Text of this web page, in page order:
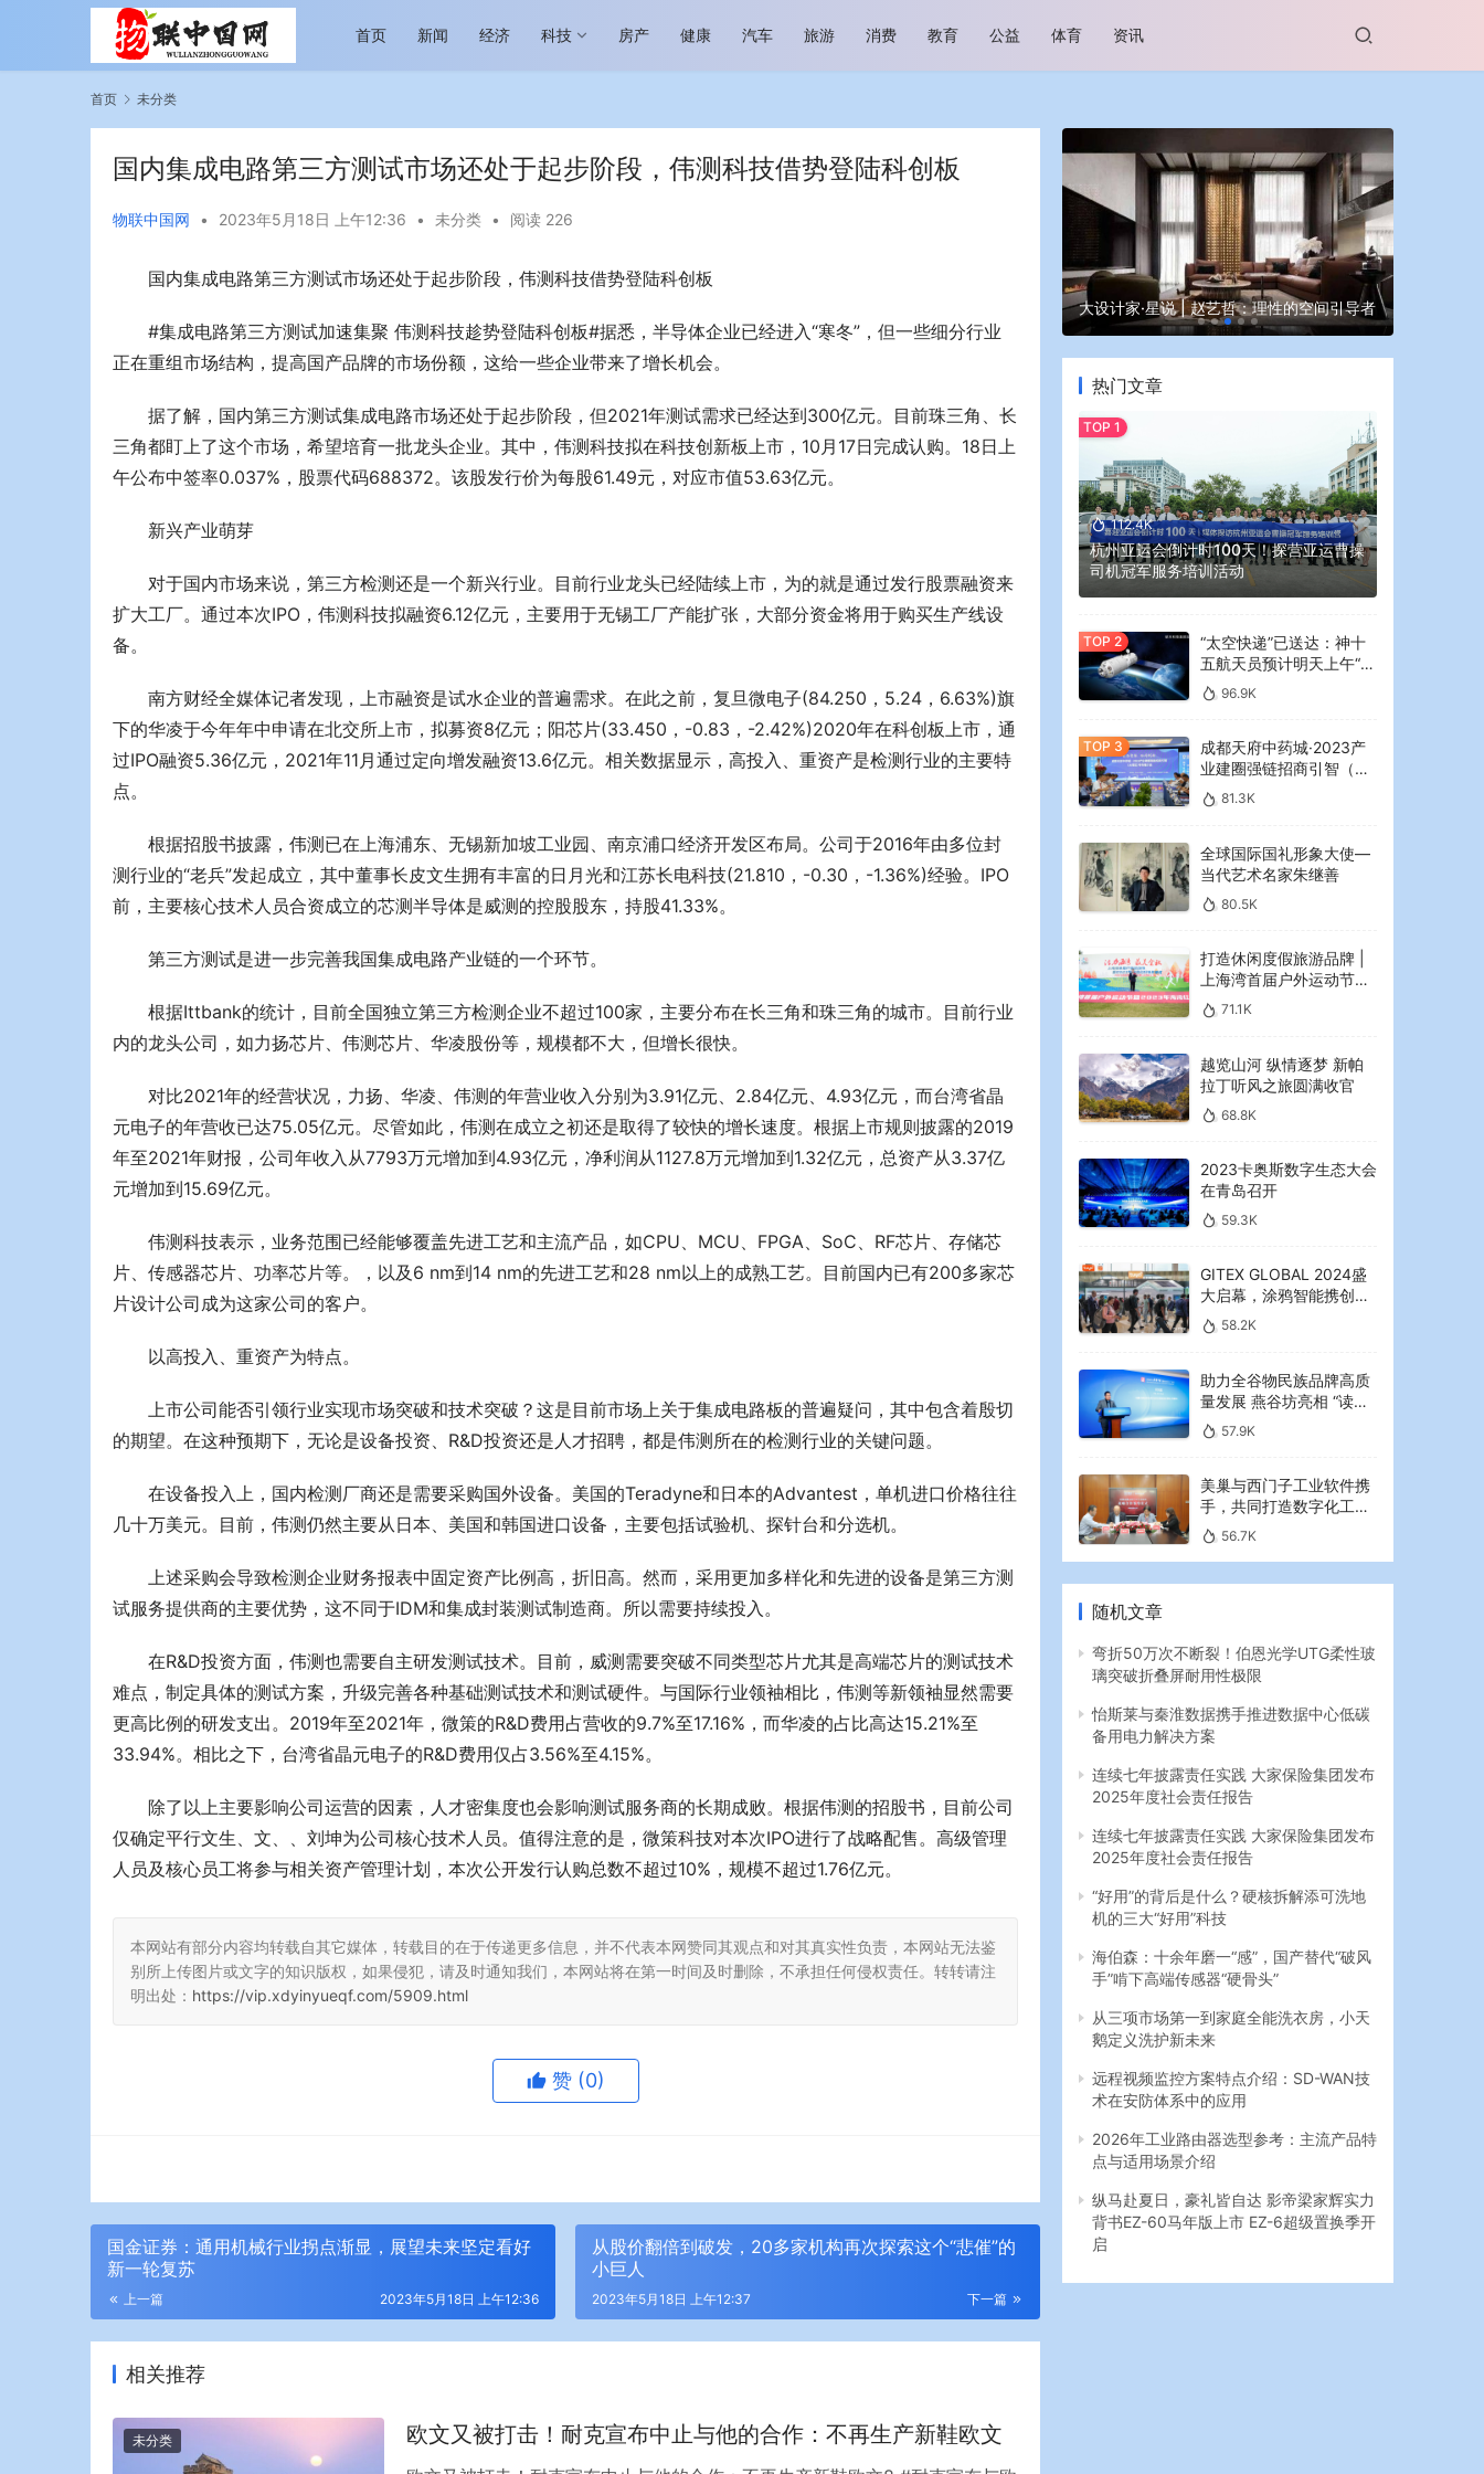
首页 新闻 经济 科技 房产 健康 汽车 旅游 消费 教育 公益 体育 资讯
首页 未分类
国内集成电路第三方测试市场还处于起步阶段，伟测科技借势登陆科创板
物联中国网 • 2023年5月18日 上午12:36 • 未分类 • 阅读 226
国内集成电路第三方测试市场还处于起步阶段，伟测科技借势登陆科创板
#集成电路第三方测试加速集聚 伟测科技趁势登陆科创板#据悉，半导体企业已经进入“寒冬”，但一些细分行业
正在重组市场结构，提高国产品牌的市场份额，这给一些企业带来了增长机会。
据了解，国内第三方测试集成电路市场还处于起步阶段，但2021年测试需求已经达到300亿元。目前珠三角、长
三角都盯上了这个市场，希望培育一批龙头企业。其中，伟测科技拟在科技创新板上市，10月17日完成认购。18日上
午公布中签率0.037%，股票代码688372。该股发行价为每股61.49元，对应市值53.63亿元。
新兴产业萌芽
对于国内市场来说，第三方检测还是一个新兴行业。目前行业龙头已经陆续上市，为的就是通过发行股票融资来
扩大工厂。通过本次IPO，伟测科技拟融资6.12亿元，主要用于无锡工厂产能扩张，大部分资金将用于购买生产线设
备。
南方财经全媒体记者发现，上市融资是试水企业的普遍需求。在此之前，复旦微电子(84.250，5.24，6.63%)旗
下的华凌于今年年中申请在北交所上市，拟募资8亿元；阳芯片(33.450，-0.83，-2.42%)2020年在科创板上市，通
过IPO融资5.36亿元，2021年11月通过定向增发融资13.6亿元。相关数据显示，高投入、重资产是检测行业的主要特
点。
根据招股书披露，伟测已在上海浦东、无锡新加坡工业园、南京浦口经济开发区布局。公司于2016年由多位封
测行业的“老兵”发起成立，其中董事长皮文生拥有丰富的日月光和江苏长电科技(21.810，-0.30，-1.36%)经验。IPO
前，主要核心技术人员合资成立的芯测半导体是威测的控股股东，持股41.33%。
第三方测试是进一步完善我国集成电路产业链的一个环节。
根据Ittbank的统计，目前全国独立第三方检测企业不超过100家，主要分布在长三角和珠三角的城市。目前行业
内的龙头公司，如力扬芯片、伟测芯片、华凌股份等，规模都不大，但增长很快。
对比2021年的经营状况，力扬、华凌、伟测的年营业收入分别为3.91亿元、2.84亿元、4.93亿元，而台湾省晶
元电子的年营收已达75.05亿元。尽管如此，伟测在成立之初还是取得了较快的增长速度。根据上市规则披露的2019
年至2021年财报，公司年收入从7793万元增加到4.93亿元，净利润从1127.8万元增加到1.32亿元，总资产从3.37亿
元增加到15.69亿元。
伟测科技表示，业务范围已经能够覆盖先进工艺和主流产品，如CPU、MCU、FPGA、SoC、RF芯片、存储芯
片、传感器芯片、功率芯片等。，以及6 nm到14 nm的先进工艺和28 nm以上的成熟工艺。目前国内已有200多家芯
片设计公司成为这家公司的客户。
以高投入、重资产为特点。
上市公司能否引领行业实现市场突破和技术突破？这是目前市场上关于集成电路板的普遍疑问，其中包含着殷切
的期望。在这种预期下，无论是设备投资、R&D投资还是人才招聘，都是伟测所在的检测行业的关键问题。
在设备投入上，国内检测厂商还是需要采购国外设备。美国的Teradyne和日本的Advantest，单机进口价格往往
几十万美元。目前，伟测仍然主要从日本、美国和韩国进口设备，主要包括试验机、探针台和分选机。
上述采购会导致检测企业财务报表中固定资产比例高，折旧高。然而，采用更加多样化和先进的设备是第三方测
试服务提供商的主要优势，这不同于IDM和集成封装测试制造商。所以需要持续投入。
在R&D投资方面，伟测也需要自主研发测试技术。目前，威测需要突破不同类型芯片尤其是高端芯片的测试技术
难点，制定具体的测试方案，升级完善各种基础测试技术和测试硬件。与国际行业领袖相比，伟测等新领袖显然需要
更高比例的研发支出。2019年至2021年，微策的R&D费用占营收的9.7%至17.16%，而华凌的占比高达15.21%至
33.94%。相比之下，台湾省晶元电子的R&D费用仅占3.56%至4.15%。
除了以上主要影响公司运营的因素，人才密集度也会影响测试服务商的长期成败。根据伟测的招股书，目前公司
仅确定平行文生、文、、刘坤为公司核心技术人员。值得注意的是，微策科技对本次IPO进行了战略配售。高级管理
人员及核心员工将参与相关资产管理计划，本次公开发行认购总数不超过10%，规模不超过1.76亿元。
本网站有部分内容均转载自其它媒体，转载目的在于传递更多信息，并不代表本网赞同其观点和对其真实性负责，本网站无法鉴
别所上传图片或文字的知识版权，如果侵犯，请及时通知我们，本网站将在第一时间及时删除，不承担任何侵权责任。转转请注
明出处： https://vip.xdyinyueqf.com/5909.html
赞 (0)
国金证券：通用机械行业拐点渐显，展望未来坚定看好
新一轮复苏
上一篇 2023年5月18日 上午12:36
从股价翻倍到破发，20多家机构再次探索这个“悲催”的
小巨人
下一篇
2023年5月18日 上午12:37
相关推荐
未分类 欧文又被打击！耐克宣布中止与他的合作：不再生产新鞋欧文
越览山河 纵情逐梦 新帕拉丁听风之旅即日
今年旅游市场进入恢复发展快车道 向“新”而
大设计家·星说 | 赵艺哲：理性的空间引导者
热门文章
112.4K
杭州亚运会倒计时100天！探营亚运曹操
司机冠军服务培训活动
“太空快递”已送达：神十
五航天员预计明天上午“拆
快递”96.9K
成都天府中药城·2023产
业建圈强链招商引智（大
湾区）专场推介会在广州
举行
81.3K
全球国际国礼形象大使—
当代艺术名家朱继善
80.5K
打造休闲度假旅游品牌 |
上海湾首届户外运动节暨
2023年海湾红叶节启幕
71.1K
越览山河 纵情逐梦 新帕
拉丁听风之旅圆满收官
68.8K
2023卡奥斯数字生态大会
在青岛召开
59.3K
GITEX GLOBAL 2024盛
大启幕，涂鸦智能携创新
AI解决方案引领中东可持
续未来
58.2K
助力全谷物民族品牌高质
量发展 燕谷坊亮相 “读懂
中国”国际会议
57.9K
美巢与西门子工业软件携
手，共同打造数字化工业
新篇章
56.7K
随机文章
弯折50万次不断裂！伯恩光学UTG柔性玻
璃突破折叠屏耐用性极限
怡斯莱与秦淮数据携手推进数据中心低碳
备用电力解决方案
连续七年披露责任实践 大家保险集团发布
2025年度社会责任报告
连续七年披露责任实践 大家保险集团发布
2025年度社会责任报告
“好用”的背后是什么？硬核拆解添可洗地
机的三大“好用”科技
海伯森：十余年磨一“感”，国产替代“破风
手”啃下高端传感器“硬骨头”
从三项市场第一到家庭全能洗衣房，小天
鹅定义洗护新未来
远程视频监控方案特点介绍：SD-WAN技
术在安防体系中的应用
2026年工业路由器选型参考：主流产品特
点与适用场景介绍
纵马赴夏日，豪礼皆自达 影帝梁家辉实力
背书EZ-60马年版上市 EZ-6超级置换季开
启